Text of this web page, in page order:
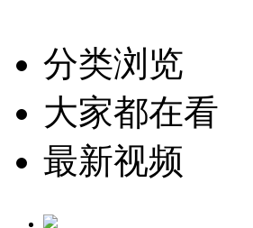
分类浏览
大家都在看
最新视频